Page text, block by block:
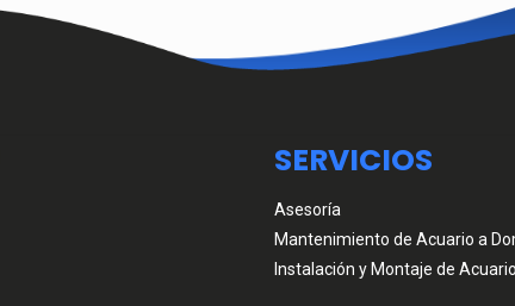
SERVICIOS
Asesoría
Mantenimiento de Acuario a
Instalación y Montaje de Acuario